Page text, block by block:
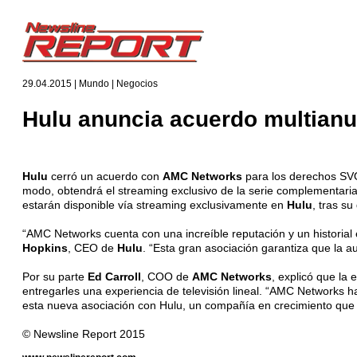
29.04.2015 | Mundo | Negocios
Hulu anuncia acuerdo
Hulu cerró un acuerdo con AMC Networks para los derechos
modo, obtendrá el streaming exclusivo de la serie
estarán disponible vía streaming exclusivamente en Hulu , tras
“AMC Networks cuenta con una increíble reputación y un
Hopkins , CEO de Hulu . “Esta gran asociación garantiza que la
Por su parte Ed Carroll , COO de AMC Networks , explicó que
entregarles una experiencia de televisión lineal. “AMC Networks
esta nueva asociación con Hulu, un compañía en crecimiento
© Newsline Report 2015